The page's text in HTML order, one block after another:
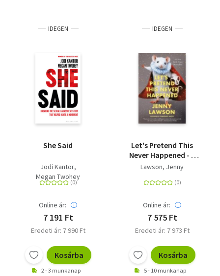
IDEGEN
She Said
Jodi Kantor
Megan Twohey
Online ár:
7 191 Ft
Eredeti ár: 7 990 Ft
Kosárba
2 - 3 munkanap
IDEGEN
Let's Pretend This
Never Happened - A
Mostly True Memoir
Lawson, Jenny
Online ár:
7 575 Ft
Eredeti ár: 7 973 Ft
Kosárba
5 - 10 munkanap